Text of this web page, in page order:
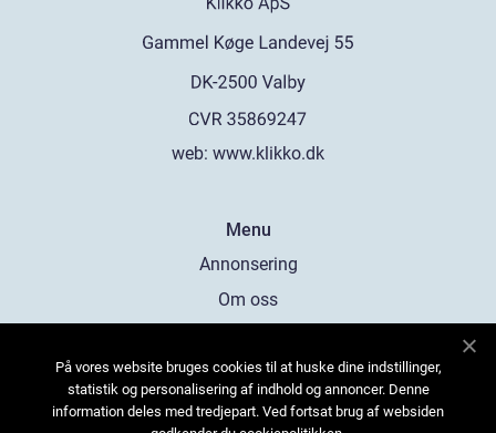
web: www.klikko.dk
Menu
Annonsering
Om oss
Kontakta oss
Sitemap
På vores website bruges cookies til at huske dine indstillinger,
statistik og personalisering af indhold og annoncer. Denne
information deles med tredjepart. Ved fortsat brug af websiden